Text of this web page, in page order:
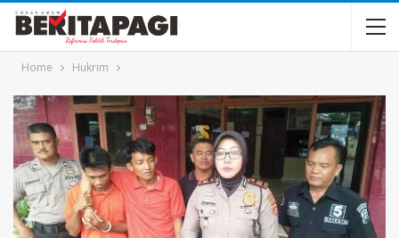
Home Hukrim